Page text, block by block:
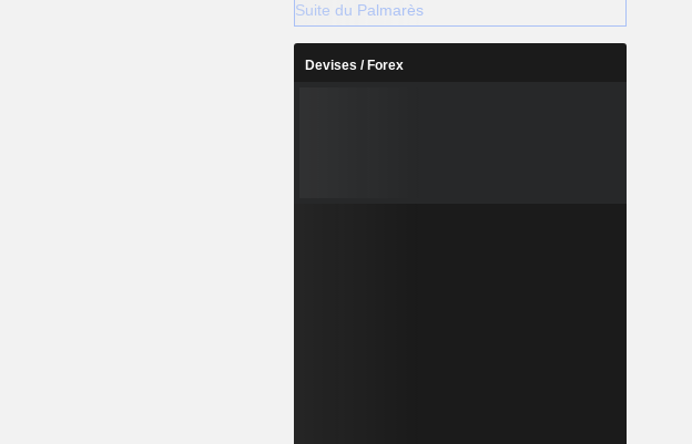
Suite du Palmarès
Devises / Forex